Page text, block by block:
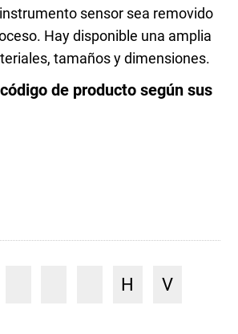
sensor sea removido
Hay disponible una amplia
tamaños y dimensiones.
de producto según sus
H V